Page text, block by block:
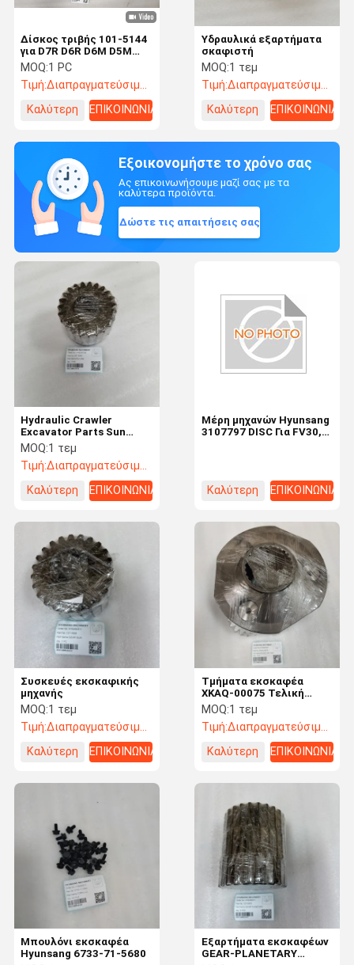
Περίπου
Εμείς
Δίσκος τριβής 101-5144
για D7R D6R D6M D5M
D6N D5N
MOQ:1 PC
Τιμή:Διαπραγματεύσιμος
Καλύτερη
ΕΠΙΚΟΙΝΩΝΙΑ
Υδραυλικά εξαρτήματα
σκαφιστή
MOQ:1 τεμ
Τιμή:Διαπραγματεύσιμος
Καλύτερη
ΕΠΙΚΟΙΝΩΝΙΑ
Εξοικονομήστε το χρόνο σας
Ας επικοινωνήσουμε μαζί σας με τα
καλύτερα προϊόντα.
Δώστε τις απαιτήσεις σας
Μέρη μηχανών Hyunsang
3107797 DISC Για FV30,
Καλύτερη
ΕΠΙΚΟΙΝΩΝΙΑ
Hydraulic Crawler
Excavator Parts Sun
Gear 367-8368 3678368
367-8369 367-8365 7I-
7623 for 320E 323E
MOQ:1 τεμ
Τιμή:Διαπραγματεύσιμος
Καλύτερη
ΕΠΙΚΟΙΝΩΝΙΑ
Τμήματα εκσκαφέα
XKAQ-00075 Τελική
κίνηση κλίσης
μετατροπέα μεταφοράς
Assy για R210 HX180L
MOQ:1 τεμ
Τιμή:Διαπραγματεύσιμος
Καλύτερη
ΕΠΙΚΟΙΝΩΝΙΑ
Συσκευές εκσκαφικής
μηχανής
MOQ:1 τεμ
Τιμή:Διαπραγματεύσιμος
Καλύτερη
ΕΠΙΚΟΙΝΩΝΙΑ
Εξαρτήματα εκσκαφέων
GEAR-PLANETARY
Μπουλόνι εκσκαφέα
Hyunsang 6733-71-5680